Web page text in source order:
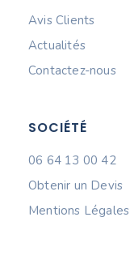
Avis Clients
Actualités
Contactez-nous
SOCIÉTÉ
06 64 13 00 42
Obtenir un Devis
Mentions Légales